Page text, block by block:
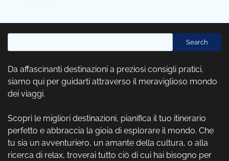
Search
Da affascinanti destinazioni a preziosi consigli pratici,
siamo qui per guidarti attraverso il meraviglioso mondo
dei viaggi.
Scopri le migliori destinazioni, pianifica il tuo itinerario
perfetto e abbraccia la gioia di esplorare il mondo. Che
tu sia un avventuriero, un amante della cultura, o alla
ricerca di relax, troverai tutto ciò di cui hai bisogno per